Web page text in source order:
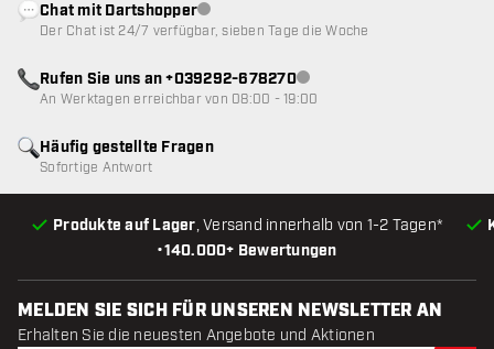
•140.000+ Bewertungen
Produkte auf Lager, Versand innerhalb von 1-2 Tagen*
Häufig gestellte Fragen
Sofortige Antwort
Chat mit DartshopperKundenservice nicht verfügbar
Der Chat ist 24/7 verfügbar, sieben Tage die Woche
Rufen Sie uns an +039292-678270Kundenservice nicht
An Werktagen erreichbar von 08:00 - 19:00
MELDEN SIE SICH FÜR UNSEREN NEWSLETTER AN
Erhalten Sie die neuesten Angebote und Aktionen